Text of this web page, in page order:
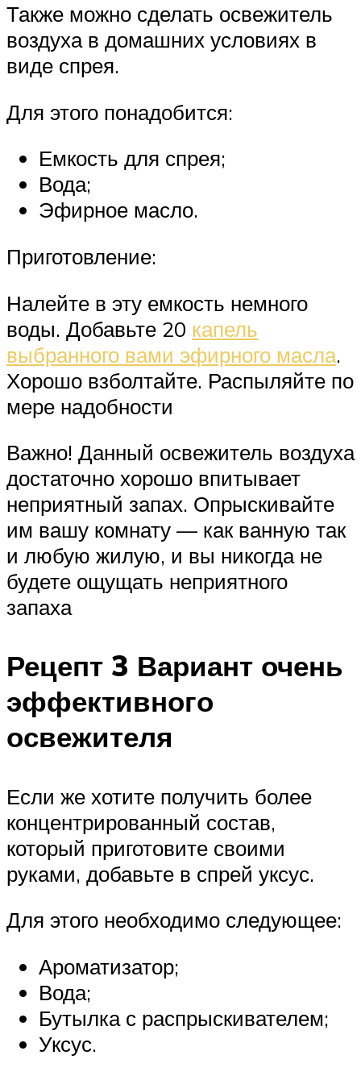
Также можно сделать освежитель
воздуха в домашних условиях в
виде спрея.
Для этого понадобится:
Емкость для спрея;
Вода;
Эфирное масло.
Приготовление:
Налейте в эту емкость немного
воды. Добавьте 20 капель
выбранного вами эфирного масла.
Хорошо взболтайте. Распыляйте по
мере надобности
Важно! Данный освежитель воздуха
достаточно хорошо впитывает
неприятный запах. Опрыскивайте
им вашу комнату — как ванную так
и любую жилую, и вы никогда не
будете ощущать неприятного
запаха
Рецепт 3 Вариант очень
эффективного
освежителя
Если же хотите получить более
концентрированный состав,
который приготовите своими
руками, добавьте в спрей уксус.
Для этого необходимо следующее:
Ароматизатор;
Вода;
Бутылка с распрыскивателем;
Уксус.